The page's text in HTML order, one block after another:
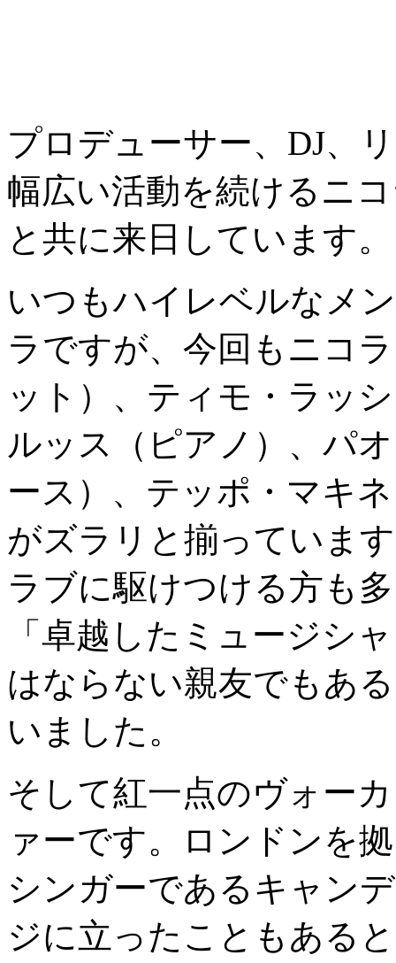
プロデューサー、DJ、
幅広い活動を続けるニ
と共に来日しています。
いつもハイレベルなメ
ラですが、今回もニコ
ット）、ティモ・ラッ
ルッス（ピアノ）、パ
ース）、テッポ・マキ
がズラリと揃っていま
ラブに駆けつける方も
「卓越したミュージシ
はならない親友でもあ
いました。
そして紅一点のヴォー
ァーです。ロンドンを
シンガーであるキャン
ジに立ったこともある